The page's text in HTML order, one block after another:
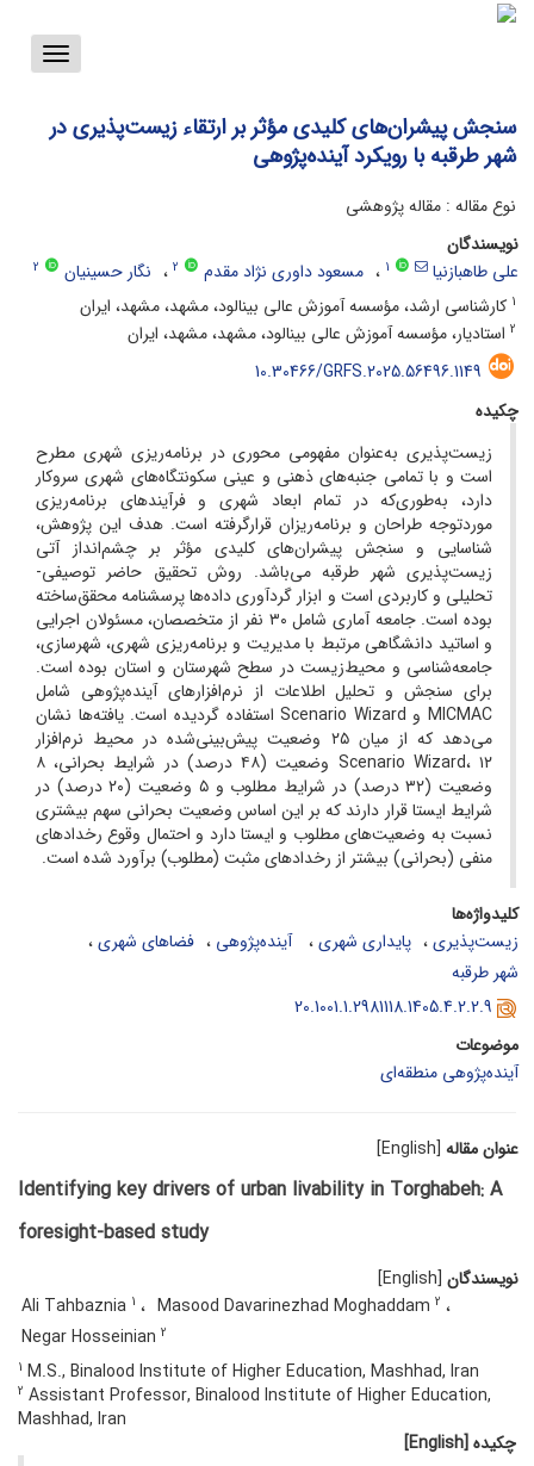
Toggle
سنجش پیشران‌های کلیدی مؤثر بر ارتقاء زیست‌پذیری در
شهر طرقبه با رویکرد آینده‌پژوهی
نوع مقاله : مقاله پژوهشی
نویسندگان
علی طاهبازنیا
1 مسعود داوری نژاد مقدم 2 نگار حسینیان
2
1 کارشناسی ارشد، مؤسسه آموزش عالی بینالود، مشهد، مشهد، ایران
2 استادیار، مؤسسه آموزش عالی بینالود، مشهد، مشهد، ایران
10.30466/GRFS.2025.56496.1149
چکیده
زیست‌پذیری به‌عنوان مفهومی محوری در برنامه‌ریزی شهری مطرح
است و با تمامی جنبه‌های ذهنی و عینی سکونتگاه‌های شهری سروکار
دارد، به‌طوری‌که در تمام ابعاد شهری و فرآیندهای برنامه‌ریزی
موردتوجه طراحان و برنامه‌ریزان قرارگرفته است. هدف این پژوهش،
شناسایی و سنجش پیشران‌های کلیدی مؤثر بر چشم‌انداز آتی
زیست‌پذیری شهر طرقبه می‌باشد. روش تحقیق حاضر توصیفی-
تحلیلی و کاربردی است و ابزار گردآوری داده‌ها پرسشنامه محقق‌ساخته
بوده است. جامعه آماری شامل ۳۰ نفر از متخصصان، مسئولان اجرایی
و اساتید دانشگاهی مرتبط با مدیریت و برنامه‌ریزی شهری، شهرسازی،
جامعه‌شناسی و محیط‌زیست در سطح شهرستان و استان بوده است.
برای سنجش و تحلیل اطلاعات از نرم‌افزارهای آینده‌پژوهی شامل
MICMAC و Scenario Wizard استفاده گردیده است. یافته‌ها نشان
می‌دهد که از میان ۲۵ وضعیت پیش‌بینی‌شده در محیط نرم‌افزار
Scenario Wizard، ۱۲ وضعیت (۴۸ درصد) در شرایط بحرانی، ۸
وضعیت (۳۲ درصد) در شرایط مطلوب و ۵ وضعیت (۲۰ درصد) در
شرایط ایستا قرار دارند که بر این اساس وضعیت بحرانی سهم بیشتری
نسبت به وضعیت‌های مطلوب و ایستا دارد و احتمال وقوع رخدادهای
منفی (بحرانی) بیشتر از رخدادهای مثبت (مطلوب) برآورد شده است.
کلیدواژه‌ها
زیست‌پذیری
پایداری شهری ‌ آینده‌پژوهی
فضاهای شهری
شهر طرقبه
20.1001.1.2981118.1405.4.2.2.9
موضوعات
آینده‌پژوهی منطقه‌ای
عنوان مقاله [English]
Identifying key drivers of urban livability in Torghabeh: A
foresight-based study
نویسندگان [English]
Ali Tahbaznia 1 Masood Davarinezhad Moghaddam 2
Negar Hosseinian 2
1 M.S., Binalood Institute of Higher Education, Mashhad, Iran
2 Assistant Professor, Binalood Institute of Higher Education,
Mashhad, Iran
چکیده [English]